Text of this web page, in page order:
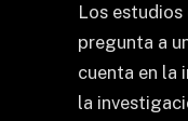
Los
pregunta a
cuenta en la
la